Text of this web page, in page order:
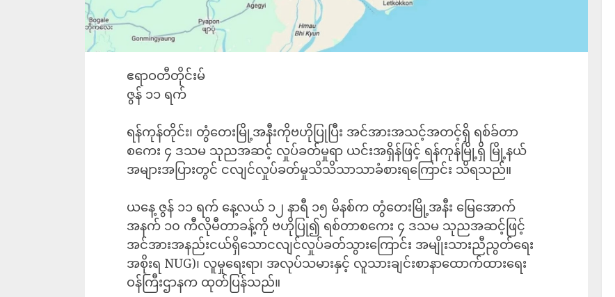
ဧရာဝတီတိုင်းမ်
ဇွန် ၁၁ ရက်
ရန်ကုန်တိုင်း၊ တွံတေးမြို့အနီးကိုဗဟိုပြုပြီး အင်အားအသင့်အတင့်ရှိ ရစ်ခ်တာ
စကေး ၄ ဒသမ သုညအဆင့် လှုပ်ခတ်မှုရာ ယင်းအရှိန်ဖြင့် ရန်ကုန်မြို့ရှိ မြို့နယ်
အများအပြားတွင် ငလျင်လှုပ်ခတ်မှုသိသိသာသာခံစားရကြောင်း သိရသည်။
ယနေ့ ဇွန် ၁၁ ရက် နေ့လယ် ၁၂ နာရီ ၁၅ မိနစ်က တွံတေးမြို့အနီး မြေအောက်
အနက် ၁၀ ကီလိုမီတာခန့်ကို ဗဟိုပြု၍ ရစ်တာစကေး ၄ ဒသမ သုညအဆင့်ဖြင့်
အင်အားအနည်းငယ်ရှိသောငလျင်လှုပ်ခတ်သွားကြောင်း အမျိုးသားညီညွတ်ရေး
အစိုးရ NUG)၊ လူမှုရေးရာ၊ အလုပ်သမားနှင့် လူသားချင်းစာနာထောက်ထားရေး
ဝန်ကြီးဌာနက ထုတ်ပြန်သည်။